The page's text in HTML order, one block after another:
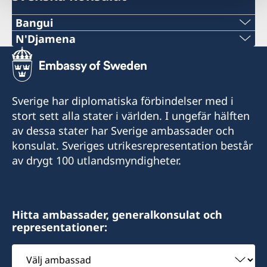
Bangui
Telefon:
+236-75510494
c.mararv@gmail.com
Honorärkonsul Charlotte Mararv
Besöksadress:
Consulat de Suède, Karakanji, Avenue de
Flandres, Bangui
N'Djamena
Telefon:
+235 63 74 88 49
Telefon:
+235 66 30 67 41
E-post:
Honorärkonsul Sara Durand
Postadress: Consulat de Suède, B.P. 1935,
N'Djamena, TCHAD
Sverige har diplomatiska förbindelser med i
stort sett alla stater i världen. I ungefär hälften
av dessa stater har Sverige ambassader och
konsulat. Sveriges utrikesrepresentation består
av drygt 100 utlandsmyndigheter.
Hitta ambassader, generalkonsulat och
representationer:
Välj